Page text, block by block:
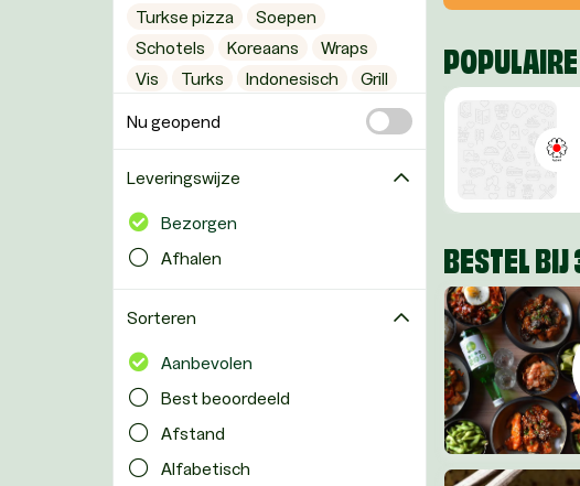
Turkse pizza
Soepen
Schotels
Koreaans
Wraps
Vis
Turks Indonesisch
Grill
Nu geopend
Leveringswijze
Bezorgen
Afhalen
Sorteren
Aanbevolen
Best beoordeeld
Afstand
Alfabetisch
BESTEL BIJ